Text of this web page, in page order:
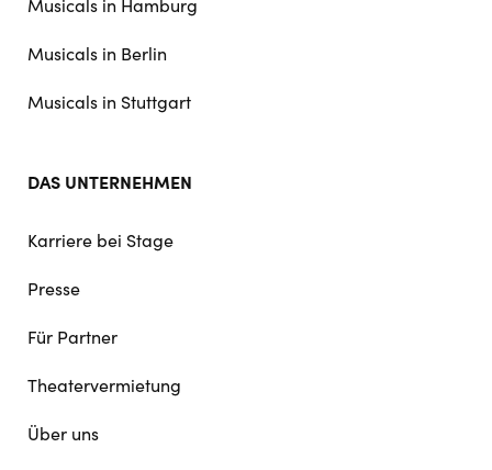
Musicals in Hamburg
Musicals in Berlin
Musicals in Stuttgart
DAS UNTERNEHMEN
Karriere bei Stage
Presse
Für Partner
Theatervermietung
Über uns